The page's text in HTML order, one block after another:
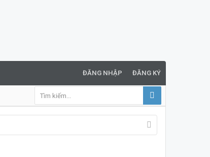
ĐĂNG NHẬP ĐĂNG KÝ